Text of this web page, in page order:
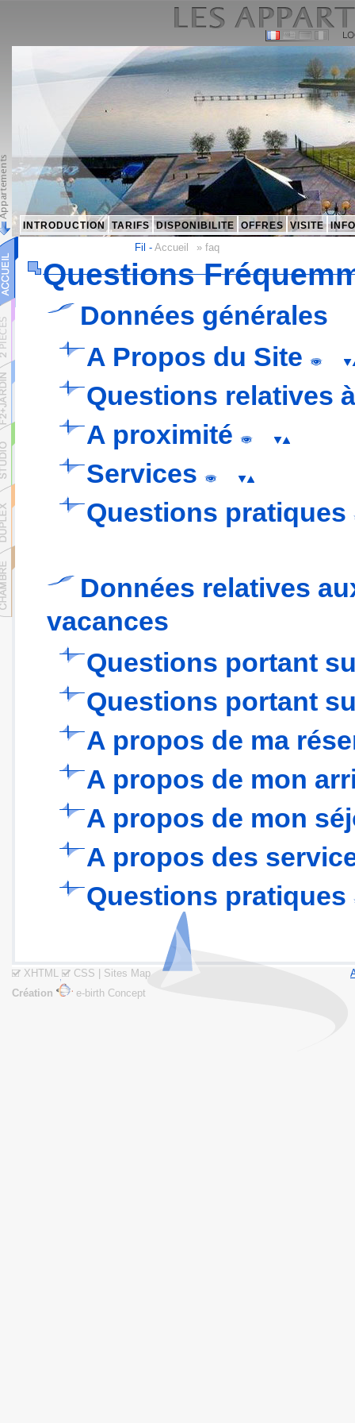
INTRODUCTION TARIFS DISPONIBILITE OFFRES VISITE
Fil - Accueil » faq
Questions
Données générales
A Propos du Site
Questions relatives
A proximité
Services
Questions pratiques
Données relatives
vacances
Questions portant
Questions portant
A propos de ma
A propos de mon
A propos de mon
A propos des
Questions pratiques
XHTML CSS
Sites Map
Création
e-birth Concept